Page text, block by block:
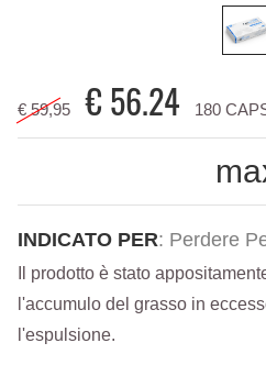
€ 59,95 € 56.24 180
INDICATO PER: Perdere
Il prodotto è stato
l'accumulo del grasso in
l'espulsione.